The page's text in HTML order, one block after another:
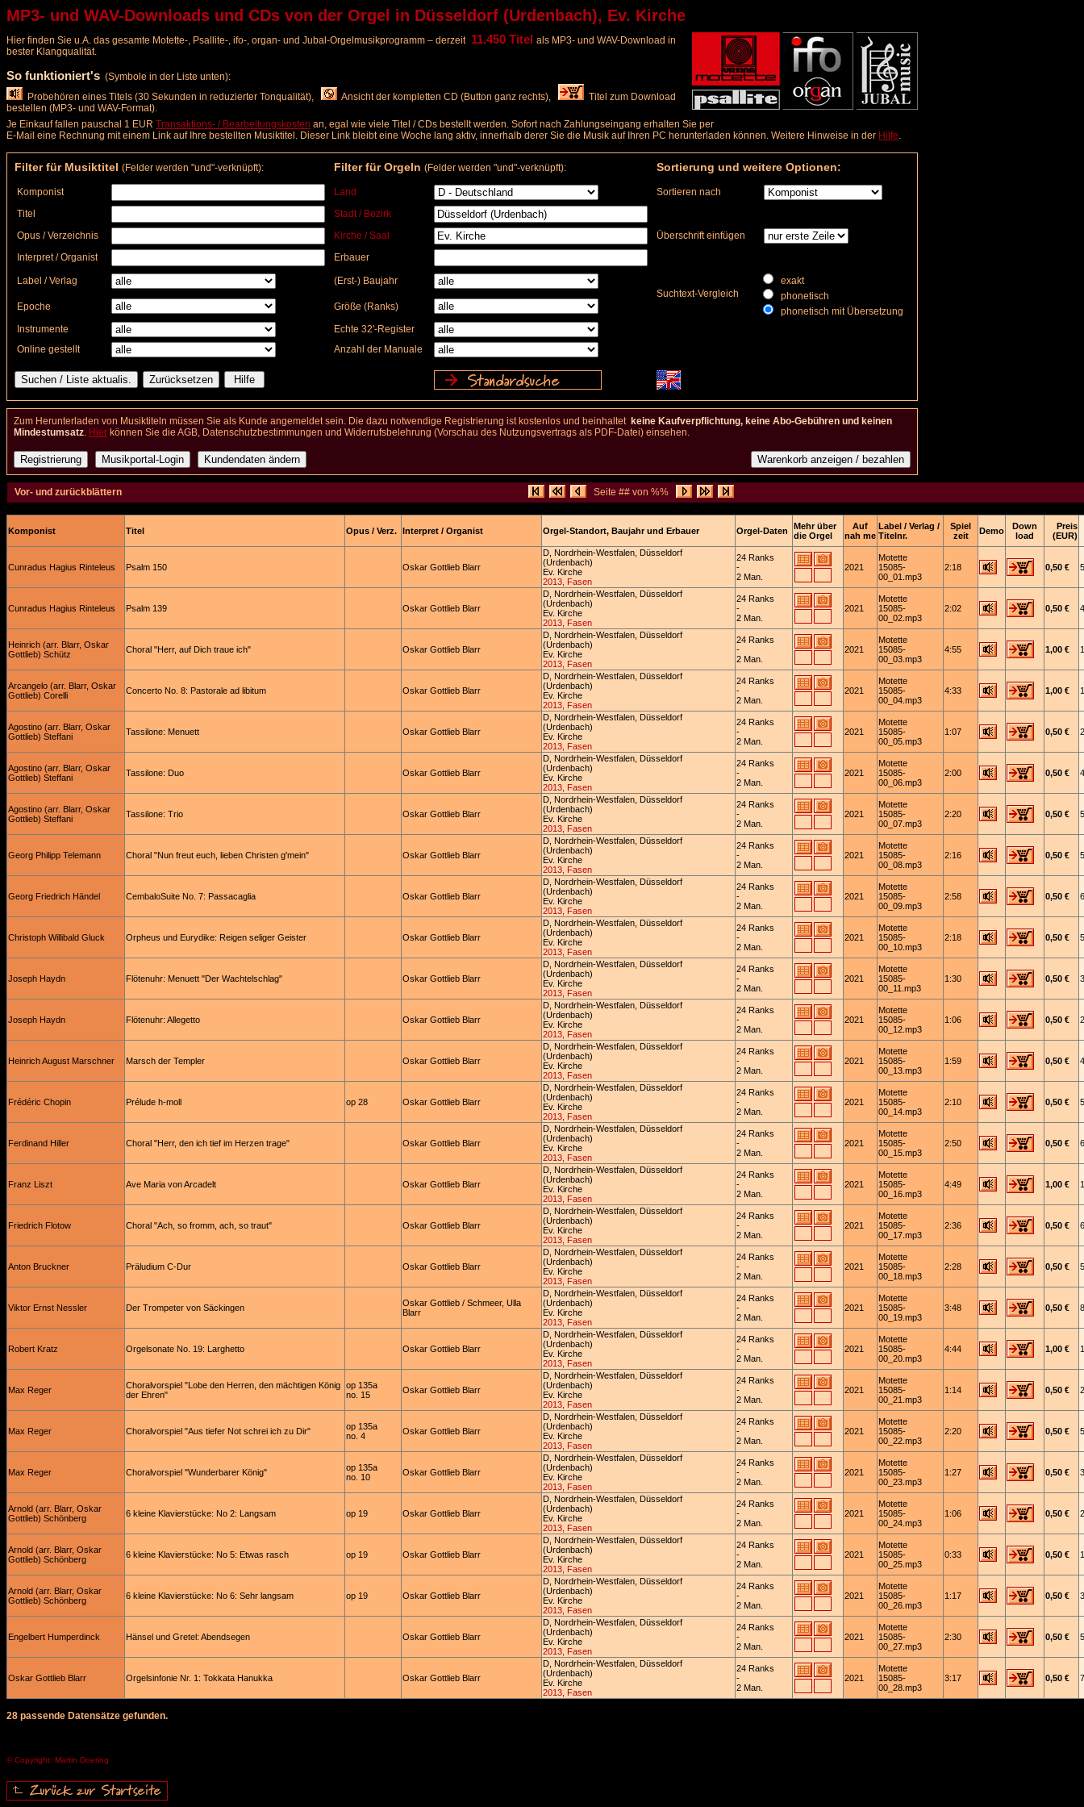
MP3- und WAV-Downloads und CDs von der Orgel in Düsseldorf (Urdenbach), Ev. Kirche
Hier finden Sie u.A. das gesamte Motette-, Psallite-, ifo-, organ- und Jubal-Orgelmusikprogramm – derzeit 11.450 Titel als MP3- und WAV-Download in
bester Klangqualität.
So funktioniert's (Symbole in der Liste unten):
Probehören eines Titels (30 Sekunden in reduzierter Tonqualität),
Ansicht der kompletten CD (Button ganz rechts),
Titel zum Download
bestellen (MP3- und WAV-Format).
Je Einkauf fallen pauschal 1 EUR Transaktions- / Bearbeitungskosten an, egal wie viele Titel / CDs bestellt werden. Sofort nach Zahlungseingang erhalten Sie per
E-Mail eine Rechnung mit einem Link auf Ihre bestellten Musiktitel. Dieser Link bleibt eine Woche lang aktiv, innerhalb derer Sie die Musik auf Ihren PC herunterladen können. Weitere Hinweise in der Hilfe.
Filter für Musiktitel (Felder werden "und"-verknüpft): Filter für Orgeln (Felder werden "und"-verknüpft): Sortierung und weitere Optionen:
Komponist Land
Sortieren nach
Titel
Stadt / Bezirk
Opus / Verzeichnis
Kirche / Saal
Überschrift einfügen
Interpret / Organist
Erbauer
Label / Verlag
(Erst-) Baujahr
Suchtext-Vergleich
exakt
phonetisch
phonetisch mit Übersetzung
Epoche
Größe (Ranks)
Instrumente
Echte 32'-Register
Online gestellt
Anzahl der Manuale
Zum Herunterladen von Musiktiteln müssen Sie als Kunde angemeldet sein. Die dazu notwendige Registrierung ist kostenlos und beinhaltet keine Kaufverpflichtung, keine Abo-Gebühren und keinen
Mindestumsatz. Hier können Sie die AGB, Datenschutzbestimmungen und Widerrufsbelehrung (Vorschau des Nutzungsvertrags als PDF-Datei) einsehen.
Vor- und zurückblättern Seite ## von %%
Komponist Titel Opus / Verz. Interpret / Organist Orgel-Standort, Baujahr und Erbauer Orgel-Daten
Mehr über
die Orgel
Auf
nah me
Label / Verlag /
Titelnr.
Spiel
zeit
Demo
Down
load
Preis
(EUR)
Cunradus Hagius Rinteleus Psalm 150 Oskar Gottlieb Blarr
D, Nordrhein-Westfalen, Düsseldorf
(Urdenbach)
Ev. Kirche
2013, Fasen
24 Ranks
-
2 Man.
2021
Motette
15085-
00_01.mp3
2:18 0,50 €
Cunradus Hagius Rinteleus Psalm 139 Oskar Gottlieb Blarr
D, Nordrhein-Westfalen, Düsseldorf
(Urdenbach)
Ev. Kirche
2013, Fasen
24 Ranks
-
2 Man.
2021
Motette
15085-
00_02.mp3
2:02 0,50 €
Heinrich (arr. Blarr, Oskar
Gottlieb) Schütz
Choral "Herr, auf Dich traue ich" Oskar Gottlieb Blarr
D, Nordrhein-Westfalen, Düsseldorf
(Urdenbach)
Ev. Kirche
2013, Fasen
24 Ranks
-
2 Man.
2021
Motette
15085-
00_03.mp3
4:55 1,00 €
Arcangelo (arr. Blarr, Oskar
Gottlieb) Corelli
Concerto No. 8: Pastorale ad libitum Oskar Gottlieb Blarr
D, Nordrhein-Westfalen, Düsseldorf
(Urdenbach)
Ev. Kirche
2013, Fasen
24 Ranks
-
2 Man.
2021
Motette
15085-
00_04.mp3
4:33 1,00 €
Agostino (arr. Blarr, Oskar
Gottlieb) Steffani
Tassilone: Menuett Oskar Gottlieb Blarr
D, Nordrhein-Westfalen, Düsseldorf
(Urdenbach)
Ev. Kirche
2013, Fasen
24 Ranks
-
2 Man.
2021
Motette
15085-
00_05.mp3
1:07 0,50 €
Agostino (arr. Blarr, Oskar
Gottlieb) Steffani
Tassilone: Duo Oskar Gottlieb Blarr
D, Nordrhein-Westfalen, Düsseldorf
(Urdenbach)
Ev. Kirche
2013, Fasen
24 Ranks
-
2 Man.
2021
Motette
15085-
00_06.mp3
2:00 0,50 €
Agostino (arr. Blarr, Oskar
Gottlieb) Steffani
Tassilone: Trio Oskar Gottlieb Blarr
D, Nordrhein-Westfalen, Düsseldorf
(Urdenbach)
Ev. Kirche
2013, Fasen
24 Ranks
-
2 Man.
2021
Motette
15085-
00_07.mp3
2:20 0,50 €
Georg Philipp Telemann Choral "Nun freut euch, lieben Christen g'mein" Oskar Gottlieb Blarr
D, Nordrhein-Westfalen, Düsseldorf
(Urdenbach)
Ev. Kirche
2013, Fasen
24 Ranks
-
2 Man.
2021
Motette
15085-
00_08.mp3
2:16 0,50 €
Georg Friedrich Händel CembaloSuite No. 7: Passacaglia Oskar Gottlieb Blarr
D, Nordrhein-Westfalen, Düsseldorf
(Urdenbach)
Ev. Kirche
2013, Fasen
24 Ranks
-
2 Man.
2021
Motette
15085-
00_09.mp3
2:58 0,50 €
Christoph Willibald Gluck Orpheus und Eurydike: Reigen seliger Geister Oskar Gottlieb Blarr
D, Nordrhein-Westfalen, Düsseldorf
(Urdenbach)
Ev. Kirche
2013, Fasen
24 Ranks
-
2 Man.
2021
Motette
15085-
00_10.mp3
2:18 0,50 €
Joseph Haydn Flötenuhr: Menuett "Der Wachtelschlag" Oskar Gottlieb Blarr
D, Nordrhein-Westfalen, Düsseldorf
(Urdenbach)
Ev. Kirche
2013, Fasen
24 Ranks
-
2 Man.
2021
Motette
15085-
00_11.mp3
1:30 0,50 €
Joseph Haydn Flötenuhr: Allegetto Oskar Gottlieb Blarr
D, Nordrhein-Westfalen, Düsseldorf
(Urdenbach)
Ev. Kirche
2013, Fasen
24 Ranks
-
2 Man.
2021
Motette
15085-
00_12.mp3
1:06 0,50 €
Heinrich August Marschner Marsch der Templer Oskar Gottlieb Blarr
D, Nordrhein-Westfalen, Düsseldorf
(Urdenbach)
Ev. Kirche
2013, Fasen
24 Ranks
-
2 Man.
2021
Motette
15085-
00_13.mp3
1:59 0,50 €
Frédéric Chopin Prélude h-moll op 28 Oskar Gottlieb Blarr
D, Nordrhein-Westfalen, Düsseldorf
(Urdenbach)
Ev. Kirche
2013, Fasen
24 Ranks
-
2 Man.
2021
Motette
15085-
00_14.mp3
2:10 0,50 €
Ferdinand Hiller Choral "Herr, den ich tief im Herzen trage" Oskar Gottlieb Blarr
D, Nordrhein-Westfalen, Düsseldorf
(Urdenbach)
Ev. Kirche
2013, Fasen
24 Ranks
-
2 Man.
2021
Motette
15085-
00_15.mp3
2:50 0,50 €
Franz Liszt Ave Maria von Arcadelt Oskar Gottlieb Blarr
D, Nordrhein-Westfalen, Düsseldorf
(Urdenbach)
Ev. Kirche
2013, Fasen
24 Ranks
-
2 Man.
2021
Motette
15085-
00_16.mp3
4:49 1,00 €
Friedrich Flotow Choral "Ach, so fromm, ach, so traut" Oskar Gottlieb Blarr
D, Nordrhein-Westfalen, Düsseldorf
(Urdenbach)
Ev. Kirche
2013, Fasen
24 Ranks
-
2 Man.
2021
Motette
15085-
00_17.mp3
2:36 0,50 €
Anton Bruckner Präludium C-Dur Oskar Gottlieb Blarr
D, Nordrhein-Westfalen, Düsseldorf
(Urdenbach)
Ev. Kirche
2013, Fasen
24 Ranks
-
2 Man.
2021
Motette
15085-
00_18.mp3
2:28 0,50 €
Viktor Ernst Nessler Der Trompeter von Säckingen
Oskar Gottlieb / Schmeer, Ulla
Blarr
D, Nordrhein-Westfalen, Düsseldorf
(Urdenbach)
Ev. Kirche
2013, Fasen
24 Ranks
-
2 Man.
2021
Motette
15085-
00_19.mp3
3:48 0,50 €
Robert Kratz Orgelsonate No. 19: Larghetto Oskar Gottlieb Blarr
D, Nordrhein-Westfalen, Düsseldorf
(Urdenbach)
Ev. Kirche
2013, Fasen
24 Ranks
-
2 Man.
2021
Motette
15085-
00_20.mp3
4:44 1,00 €
Max Reger
Choralvorspiel "Lobe den Herren, den mächtigen König
der Ehren"
op 135a
no. 15
Oskar Gottlieb Blarr
D, Nordrhein-Westfalen, Düsseldorf
(Urdenbach)
Ev. Kirche
2013, Fasen
24 Ranks
-
2 Man.
2021
Motette
15085-
00_21.mp3
1:14 0,50 €
Max Reger Choralvorspiel "Aus tiefer Not schrei ich zu Dir"
op 135a
no. 4
Oskar Gottlieb Blarr
D, Nordrhein-Westfalen, Düsseldorf
(Urdenbach)
Ev. Kirche
2013, Fasen
24 Ranks
-
2 Man.
2021
Motette
15085-
00_22.mp3
2:20 0,50 €
Max Reger Choralvorspiel "Wunderbarer König"
op 135a
no. 10
Oskar Gottlieb Blarr
D, Nordrhein-Westfalen, Düsseldorf
(Urdenbach)
Ev. Kirche
2013, Fasen
24 Ranks
-
2 Man.
2021
Motette
15085-
00_23.mp3
1:27 0,50 €
Arnold (arr. Blarr, Oskar
Gottlieb) Schönberg
6 kleine Klavierstücke: No 2: Langsam op 19 Oskar Gottlieb Blarr
D, Nordrhein-Westfalen, Düsseldorf
(Urdenbach)
Ev. Kirche
2013, Fasen
24 Ranks
-
2 Man.
2021
Motette
15085-
00_24.mp3
1:06 0,50 €
Arnold (arr. Blarr, Oskar
Gottlieb) Schönberg
6 kleine Klavierstücke: No 5: Etwas rasch op 19 Oskar Gottlieb Blarr
D, Nordrhein-Westfalen, Düsseldorf
(Urdenbach)
Ev. Kirche
2013, Fasen
24 Ranks
-
2 Man.
2021
Motette
15085-
00_25.mp3
0:33 0,50 €
Arnold (arr. Blarr, Oskar
Gottlieb) Schönberg
6 kleine Klavierstücke: No 6: Sehr langsam op 19 Oskar Gottlieb Blarr
D, Nordrhein-Westfalen, Düsseldorf
(Urdenbach)
Ev. Kirche
2013, Fasen
24 Ranks
-
2 Man.
2021
Motette
15085-
00_26.mp3
1:17 0,50 €
Engelbert Humperdinck Hänsel und Gretel: Abendsegen Oskar Gottlieb Blarr
D, Nordrhein-Westfalen, Düsseldorf
(Urdenbach)
Ev. Kirche
2013, Fasen
24 Ranks
-
2 Man.
2021
Motette
15085-
00_27.mp3
2:30 0,50 €
Oskar Gottlieb Blarr Orgelsinfonie Nr. 1: Tokkata Hanukka Oskar Gottlieb Blarr
D, Nordrhein-Westfalen, Düsseldorf
(Urdenbach)
Ev. Kirche
2013, Fasen
24 Ranks
-
2 Man.
2021
Motette
15085-
00_28.mp3
3:17 0,50 €
28 passende Datensätze gefunden.
© Copyright: Martin Doering